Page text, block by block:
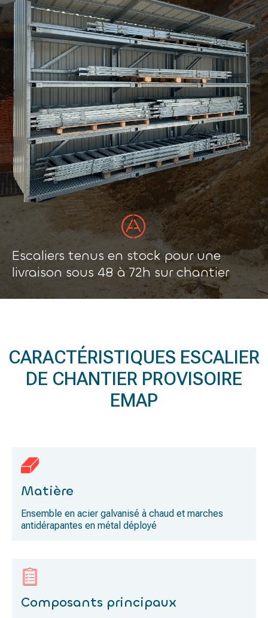
Escaliers tenus en stock pour une
livraison sous 48 à 72h sur chantier
CARACTÉRISTIQUES ESCALIER
DE CHANTIER PROVISOIRE
EMAP
Matière
Ensemble en acier galvanisé à chaud et marches
antidérapantes en métal déployé
Composants principaux